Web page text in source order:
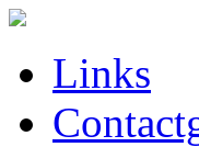
Links